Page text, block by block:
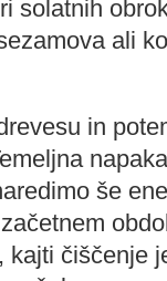
solatnih
ali
in
še
čiščenje